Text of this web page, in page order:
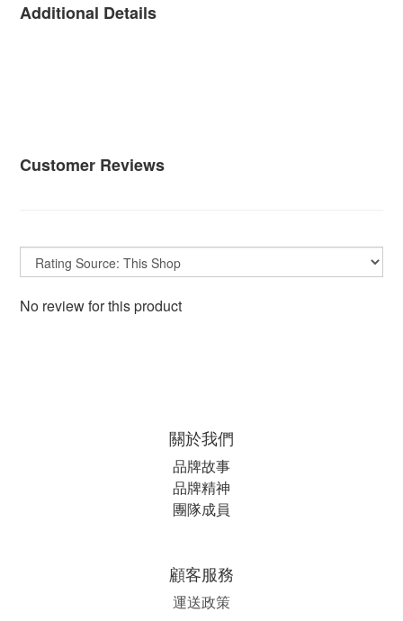
Additional Details
Customer Reviews
No review for this product
關於我們
品牌故事
品牌精神
團隊成員
顧客服務
運送政策